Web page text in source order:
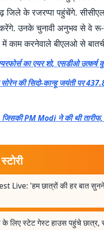
जिले के रजरप्पा पहुंचेंगे.
उनके चुनावी अनुभव से वे
में काम करनेवाले बीएलओ से
का एयर शो, एसडीओ
की सिदो-कान्हू जयंती पर
PM Modi ने की थी तारीफ,
'हम छात्रों की हर बात
के लिए स्टेट गेस्ट हाउस पहुंचे